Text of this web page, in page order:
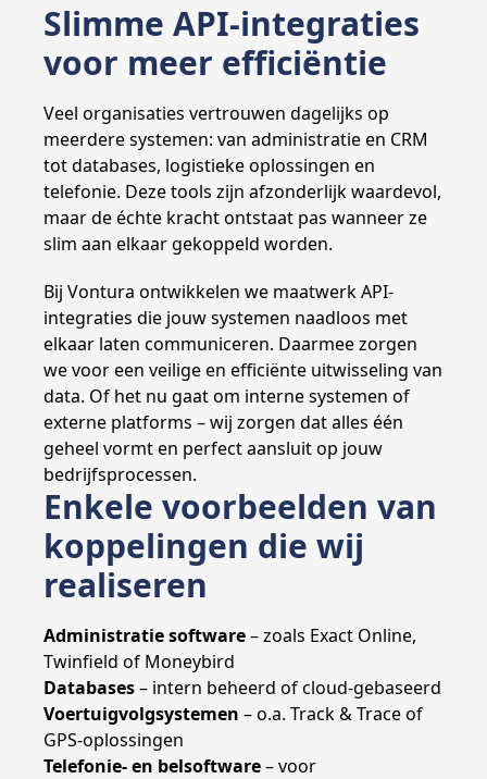
Slimme API-integraties
voor meer efficiëntie
Veel organisaties vertrouwen dagelijks op
meerdere systemen: van administratie en CRM
tot databases, logistieke oplossingen en
telefonie. Deze tools zijn afzonderlijk waardevol,
maar de échte kracht ontstaat pas wanneer ze
slim aan elkaar gekoppeld worden.
Bij Vontura ontwikkelen we maatwerk API-
integraties die jouw systemen naadloos met
elkaar laten communiceren. Daarmee zorgen
we voor een veilige en efficiënte uitwisseling van
data. Of het nu gaat om interne systemen of
externe platforms – wij zorgen dat alles één
geheel vormt en perfect aansluit op jouw
bedrijfsprocessen.
Enkele voorbeelden van
koppelingen die wij
realiseren
Administratie software– zoals Exact Online,
Twinfield of Moneybird
Databases– intern beheerd of cloud-gebaseerd
Voertuigvolgsystemen – o.a. Track & Trace of
GPS-oplossingen
Telefonie- en belsoftware– voor